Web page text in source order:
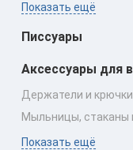
Показать ещё
Писсуары
Аксессуары для
Держатели и
Мыльницы, стаканы
Показать ещё